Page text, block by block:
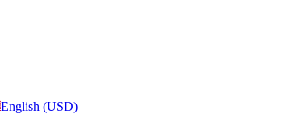
English (USD)